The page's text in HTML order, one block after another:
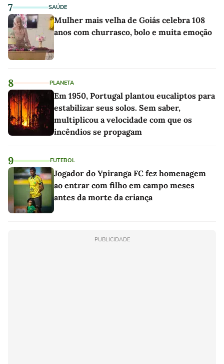
7 SAÚDE
Mulher mais velha de Goiás celebra 108
anos com churrasco, bolo e muita emoção
8 PLANETA
Em 1950, Portugal plantou eucaliptos para
estabilizar seus solos. Sem saber,
multiplicou a velocidade com que os
incêndios se propagam
9 FUTEBOL
Jogador do Ypiranga FC fez homenagem
ao entrar com filho em campo meses
antes da morte da criança
PUBLICIDADE